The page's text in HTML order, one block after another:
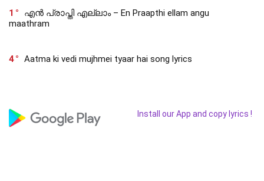
1
എൻ പ്രാപ്തി എല്ലാം – En Praapthi ellam angu
maathram
4 Aatma ki vedi mujhmei tyaar hai song lyrics
Install our App and copy lyrics !